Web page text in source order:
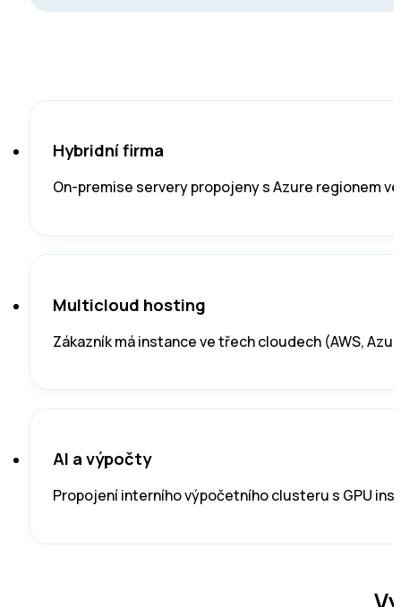
Hybridní firma
On-premise servery propojeny s Azure regionem
Multicloud hosting
Zákazník má instance ve třech cloudech (AWS,
AI a výpočty
Propojení interního výpočetního clusteru s GPU